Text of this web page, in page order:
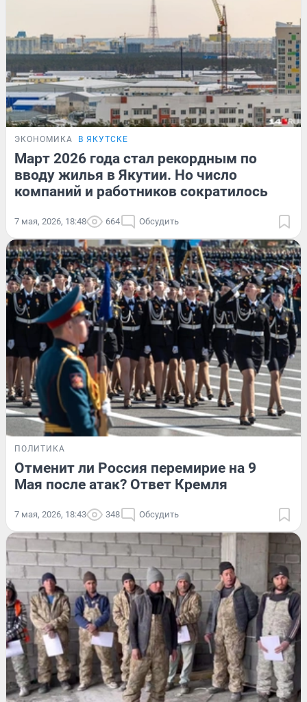
ЭКОНОМИКА В ЯКУТСКЕ
️Март 2026 года стал рекордным по
вводу жилья в Якутии. Но число
компаний и работников сократилось
7 мая, 2026, 18:48 664 Обсудить
ПОЛИТИКА
Отменит ли Россия перемирие на 9
Мая после атак? Ответ Кремля
7 мая, 2026, 18:43 348 Обсудить